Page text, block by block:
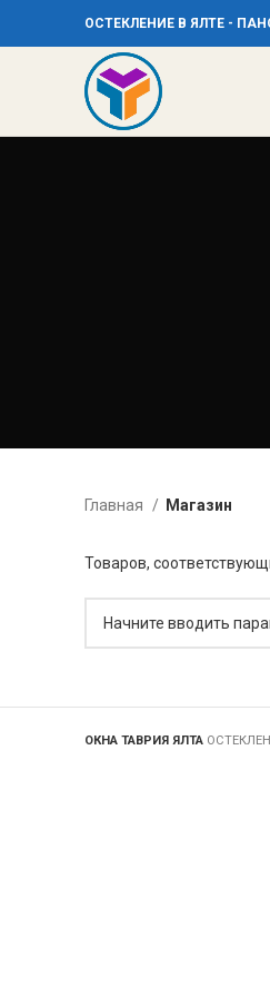
ОСТЕКЛЕНИЕ В ЯЛТЕ -
Главная Магазин
Товаров,
ОКНА ТАВРИЯ ЯЛТА